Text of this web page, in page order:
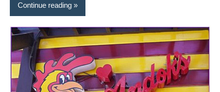
欄、
觀
光
局
合
作
達
人
Continue reading